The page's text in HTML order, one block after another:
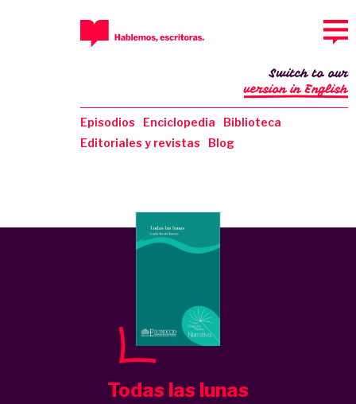
Episodios Enciclopedia
Biblioteca
Editoriales y revistas
Blog
Switch to our
version in English
Todas las lunas